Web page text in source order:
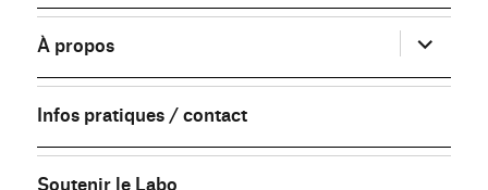
menu
À propos
ouvrir
le
sous-
menu
Infos pratiques / contact
Soutenir le Labo